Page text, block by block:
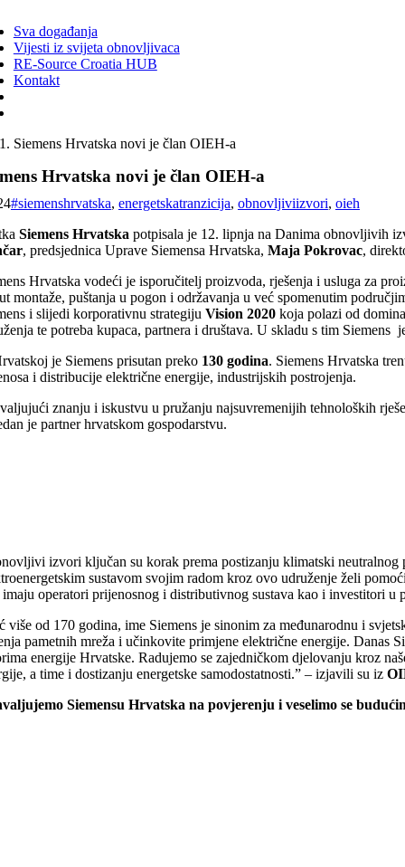
Sva događanja
Vijesti iz svijeta obnovljivaca
RE-Source Croatia HUB
Kontakt
Siemens Hrvatska novi je član OIEH-a
Hrvatska novi je član OIEH-a
#siemenshrvatska, energetskatranzicija, obnovljiviizvori, oieh
Siemens Hrvatska potpisala je 12. lipnja na Danima obnovljivih
, predsjednica Uprave Siemensa Hrvatska, Maja Pokrovac,
Hrvatska vodeći je isporučitelj proizvoda, rješenja i usluga za
montaže, puštanja u pogon i održavanja u već spomenutim
i slijedi korporativnu strategiju Vision 2020koja polazi od
te potreba kupaca, partnera i društava. U skladu s tim
je Siemens prisutan preko 130 godina. Siemens Hrvatska
i distribucije električne energije, industrijskih postrojenja.
znanju i iskustvu u pružanju najsuvremenijih tehnoloških
je partner hrvatskom gospodarstvu.
izvori ključan su korak prema postizanju klimatski neutralnog
sustavom svojim radom kroz ovo udruženje želi
operatori prijenosnog i distributivnog sustava kao i investitori
više od 170 godina, ime Siemens je sinonim za međunarodnu i
pametnih mreža i učinkovite primjene električne energije. Danas
energije Hrvatske. Radujemo se zajedničkom djelovanju kroz
a time i dostizanju energetske samodostatnosti.” – izjavili su iz
Siemensu Hrvatska na povjerenju i veselimo se